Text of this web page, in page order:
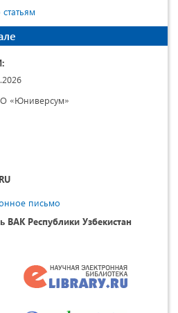
«Юниверсум»
письмо
ВАК Республики Узбекистан